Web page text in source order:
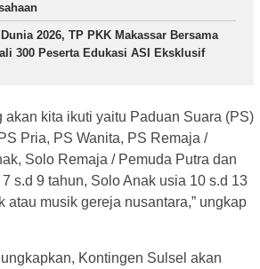
2026, TP PKK Makassar Bersama
300 Peserta Edukasi ASI Eksklusif
akan kita ikuti yaitu Paduan Suara (PS)
Pria, PS Wanita, PS Remaja /
Solo Remaja / Pemuda Putra dan
s.d 9 tahun, Solo Anak usia 10 s.d 13
atau musik gereja nusantara,” ungkap
Kontingen Sulsel akan